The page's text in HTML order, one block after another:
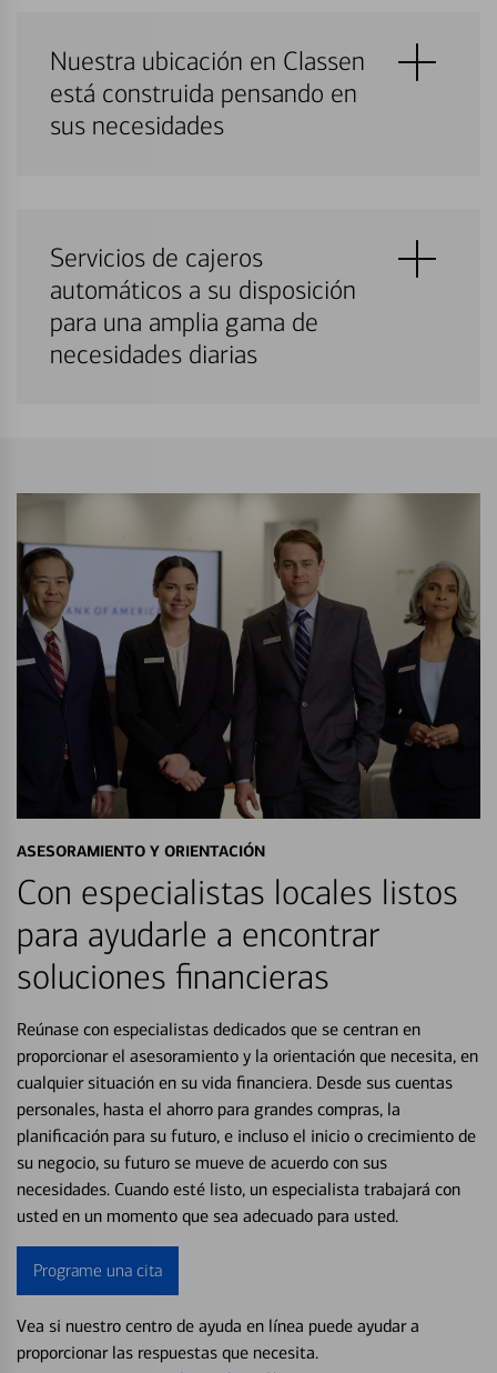
Nuestra ubicación en Classen
está construida pensando en
sus necesidades
Servicios de cajeros
automáticos a su disposición
para una amplia gama de
necesidades diarias
ASESORAMIENTO Y ORIENTACIÓN
Con especialistas locales listos
para ayudarle a encontrar
soluciones financieras
Reúnase con especialistas dedicados que se centran en
proporcionar el asesoramiento y la orientación que necesita, en
cualquier situación en su vida financiera. Desde sus cuentas
personales, hasta el ahorro para grandes compras, la
planificación para su futuro, e incluso el inicio o crecimiento de
su negocio, su futuro se mueve de acuerdo con sus
necesidades. Cuando esté listo, un especialista trabajará con
usted en un momento que sea adecuado para usted.
Programe una cita
Vea si nuestro centro de ayuda en línea puede ayudar a
proporcionar las respuestas que necesita.